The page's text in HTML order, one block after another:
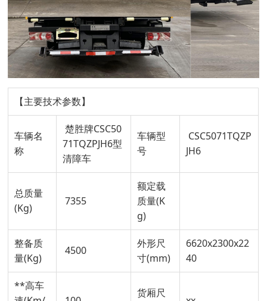
【主要技术参数】
车辆名
称
楚胜牌CSC50
71TQZPJH6型
清障车
车辆型
号
CSC5071TQZP
JH6
总质量
(Kg)
7355
额定载
质量(K
g)
整备质
量(Kg)
4500
外形尺
寸(mm)
6620x2300x22
40
**高车
货厢尺